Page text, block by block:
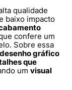
qualidade
baixo impacto
confere um
Sobre essa
desenho gráfico
que
um visual